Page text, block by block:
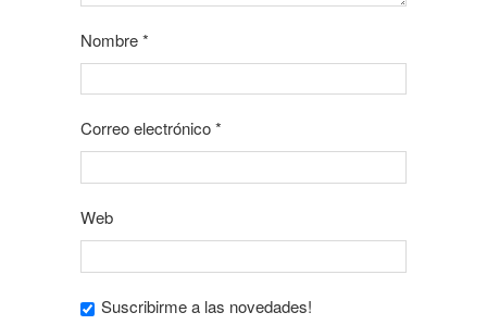
Nombre*
Correo electrónico*
Web
Suscribirme a las novedades!